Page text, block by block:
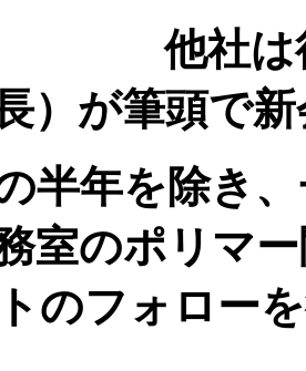
役員を
）が筆頭で
半年を除き
室のポリマ
のフォロー